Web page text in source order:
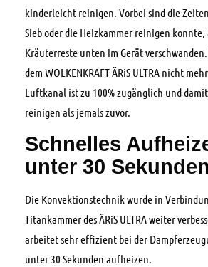
kinderleicht reinigen. Vorbei sind die
Sieb oder die Heizkammer reinigen
Kräuterreste unten im Gerät
dem WOLKENKRAFT ÄRiS ULTRA nicht
Luftkanal ist zu 100% zugänglich und
reinigen als jemals zuvor.
Schnelles
unter 30 Sekunden
Die Konvektionstechnik wurde in
Titankammer des ÄRiS ULTRA weiter
arbeitet sehr effizient bei der
unter 30 Sekunden aufheizen.